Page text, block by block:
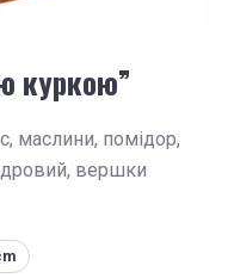
куркою”
маслини, помідор,
вершки